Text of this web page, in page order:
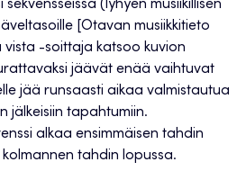
sekvensseissä (lyhyen musiikillisen
[Otavan musiikkitieto
vista -soittaja katsoo kuvion
jäävät enää vaihtuvat
jää runsaasti aikaa valmistautua
jälkeisiin tapahtumiin.
alkaa ensimmäisen tahdin
tahdin lopussa.